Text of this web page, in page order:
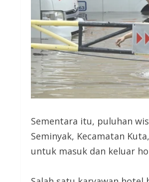
Sementara itu, puluhan
Seminyak, Kecamatan
untuk masuk dan keluar